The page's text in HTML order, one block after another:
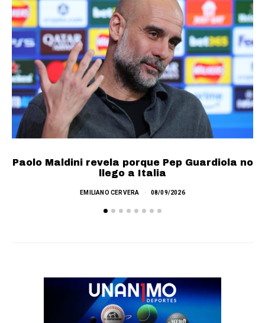
Paolo Maldini revela porque Pep Guardiola no
llego a Italia
EMILIANO CERVERA 08/09/2026